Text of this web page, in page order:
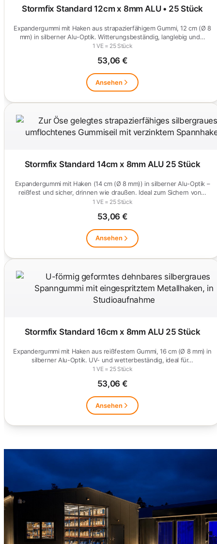
Stormfix Standard 12cm x 8mm ALU • 25 Stück
Expandergummi mit Haken aus strapazierfähigem Gummi, 12 cm (Ø 8
mm) in silberner Alu-Optik. Witterungsbeständig, langlebig und…
1 VE = 25 Stück
53,06 €
Ansehen
Stormfix Standard 14cm x 8mm ALU 25 Stück
Expandergummi mit Haken (14 cm (Ø 8 mm)) in silberner Alu-Optik –
reißfest und sicher, drinnen wie draußen. Ideal zum Sichern von…
1 VE = 25 Stück
53,06 €
Ansehen
Stormfix Standard 16cm x 8mm ALU 25 Stück
Expandergummi mit Haken aus reißfestem Gummi, 16 cm (Ø 8 mm) in
silberner Alu-Optik. UV- und wetterbeständig, ideal für…
1 VE = 25 Stück
53,06 €
Ansehen